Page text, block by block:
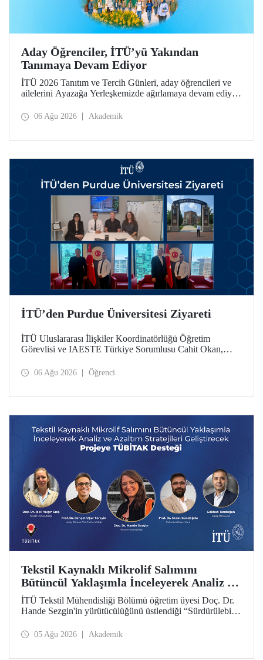
Aday Öğrenciler, İTÜ’yü Yakından
Tanımaya Devam Ediyor
İTÜ 2026 Tanıtım ve Tercih Günleri, aday öğrencileri ve
ailelerini Ayazağa Yerleşkemizde ağırlamaya devam ediyor.
ilgili fakülte ve birimler adaylara bilgi vermeye devam
06 Ağu 2026 Akademik
İTÜ’den Purdue Üniversitesi Ziyareti
İTÜ Uluslararası İlişkiler Koordinatörlüğü Öğretim
Görevlisi ve IAESTE Türkiye Sorumlusu Cahit Okan,
Temmuz tarihlerinde ABD’de dünyanın önde gelen
06 Ağu 2026 Öğrenci
Tekstil Kaynaklı Mikrolif Salımını
Bütüncül Yaklaşımla İnceleyerek Analiz ve
Azaltım Stratejileri Geliştirecek Projeye
TÜBİTAK Desteği
İTÜ Tekstil Mühendisliği Bölümü öğretim üyesi Doç. Dr.
Hande Sezgin'in yürütücülüğünü üstlendiği “Sürdürülebilir
Koşullarına Bağlı Mikrolif Salımı: Aşınma, UV Maruziyeti
05 Ağu 2026 Akademik